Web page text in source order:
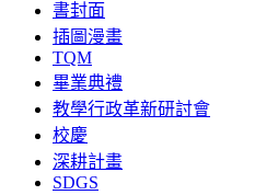
書封面
插圖漫畫
TQM
畢業典禮
教學行政革新研討會
校慶
深耕計畫
SDGS